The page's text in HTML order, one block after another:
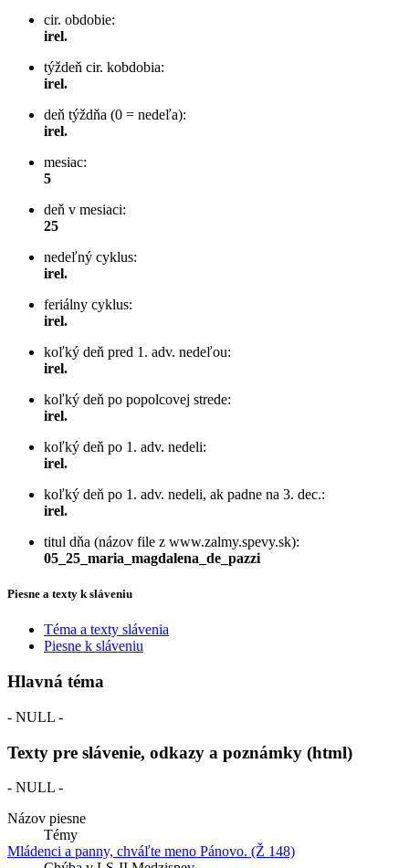
cir. obdobie:
irel.
týždeň cir. kobdobia:
irel.
deň týždňa (0 = nedeľa):
irel.
mesiac:
5
deň v mesiaci:
25
nedeľný cyklus:
irel.
feriálny cyklus:
irel.
koľký deň pred 1. adv. nedeľou:
irel.
koľký deň po popolcovej strede:
irel.
koľký deň po 1. adv. nedeli:
irel.
koľký deň po 1. adv. nedeli, ak padne na 3. dec.:
irel.
titul dňa (názov file z www.zalmy.spevy.sk):
05_25_maria_magdalena_de_pazzi
Piesne a texty k sláveniu
Téma a texty slávenia
Piesne k sláveniu
Hlavná téma
- NULL -
Texty pre slávenie, odkazy a poznámky (html)
- NULL -
Názov piesne
Témy
Mládenci a panny, chváľte meno Pánovo. (Ž 148)